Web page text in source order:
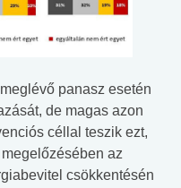
panasz esetén
de magas azon
céllal teszik ezt,
az
csökkentésén